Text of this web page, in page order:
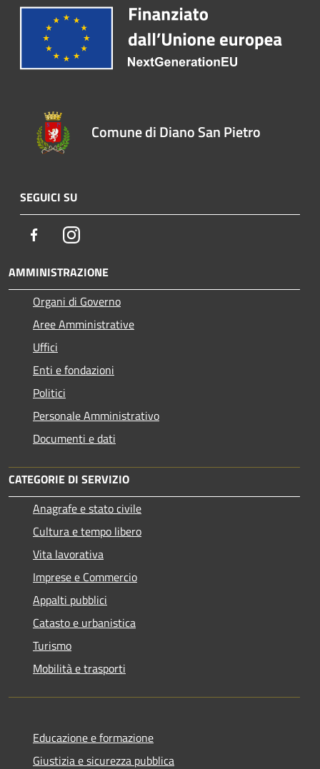
Comune di Diano San Pietro
SEGUICI SU
FacebookInstagram
AMMINISTRAZIONE
Organi di Governo
Aree Amministrative
Uffici
Enti e fondazioni
Politici
Personale Amministrativo
Documenti e dati
CATEGORIE DI SERVIZIO
Anagrafe e stato civile
Cultura e tempo libero
Vita lavorativa
Imprese e Commercio
Appalti pubblici
Catasto e urbanistica
Turismo
Mobilità e trasporti
Educazione e formazione
Giustizia e sicurezza pubblica